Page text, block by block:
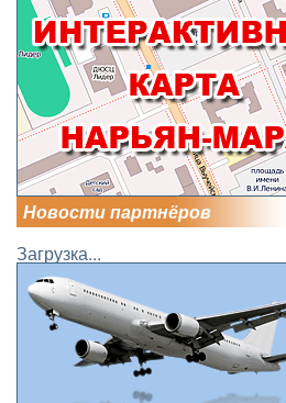
Новости партнёров
Загрузка...